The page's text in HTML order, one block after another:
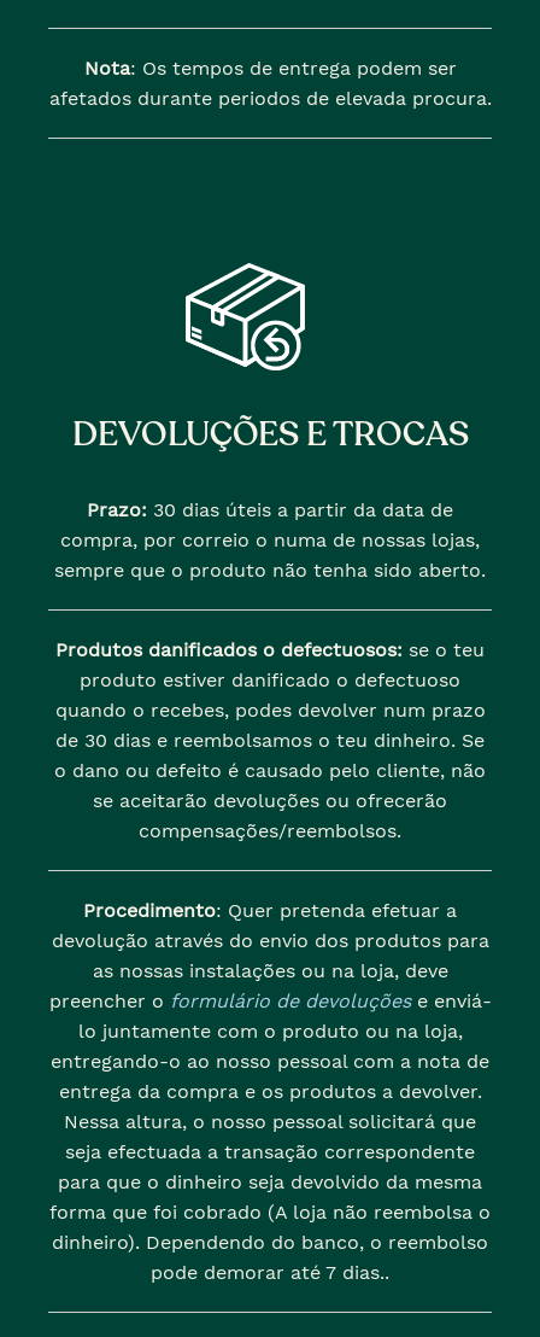
Nota: Os tempos de entrega podem ser
afetados durante periodos de elevada procura.
DEVOLUÇÕES E TROCAS
Prazo: 30 dias úteis a partir da data de
compra, por correio o numa de nossas lojas,
sempre que o produto não tenha sido aberto.
Produtos danificados o defectuosos: se o teu
produto estiver danificado o defectuoso
quando o recebes, podes devolver num prazo
de 30 dias e reembolsamos o teu dinheiro. Se
o dano ou defeito é causado pelo cliente, não
se aceitarão devoluções ou ofrecerão
compensações/reembolsos.
Procedimento: Quer pretenda efetuar a
devolução através do envio dos produtos para
as nossas instalações ou na loja, deve
preencher o formulário de devoluçõese enviá-
lo juntamente com o produto ou na loja,
entregando-o ao nosso pessoal com a nota de
entrega da compra e os produtos a devolver.
Nessa altura, o nosso pessoal solicitará que
seja efectuada a transação correspondente
para que o dinheiro seja devolvido da mesma
forma que foi cobrado (A loja não reembolsa o
dinheiro). Dependendo do banco, o reembolso
pode demorar até 7 dias..